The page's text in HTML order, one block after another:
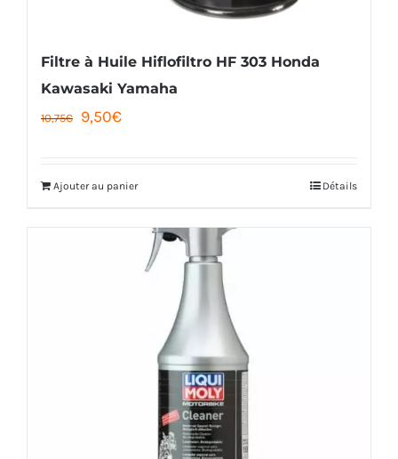
Filtre à Huile Hiflofiltro HF 303 Honda
Kawasaki Yamaha
10,75€
Le
était :
9,50€Le
9,50€.
Ajouter au panier Détails